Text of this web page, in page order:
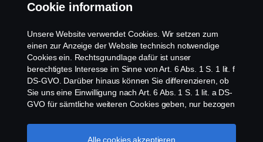
Datenschutz
Rechtliche Hinweise
Cookies
Whistleblowing
Cookie information
Unsere Website verwendet Cookies. Wir setzen zum
einen zur Anzeige der Website technisch notwendige
Cookies ein. Rechtsgrundlage dafür ist unser
berechtigtes Interesse im Sinne von Art. 6 Abs. 1 S. 1 lit. f
DS-GVO. Darüber hinaus können Sie differenzieren, ob
Sie uns eine Einwilligung nach Art. 6 Abs. 1 S. 1 lit. a DS-
GVO für sämtliche weiteren Cookies geben, nur bezogen
Diese Einwilligung ist freiwillig und kann jederzeit mit
Zukunftswirkung widerrufen werden. Unsere Anbieter
Alle cookies akzeptieren